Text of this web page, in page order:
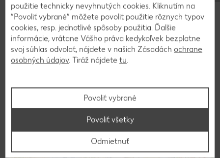
bylinkami, syrom alebo čerstvým cesnakom.
Späť na prehľad
použitie technicky nevyhnutých cookies. Kliknutím na
“Povoliť vybrané” môžete povoliť použitie rôznych typov
cookies, resp. jednotlivé spôsoby použitia. Ďalšie
informácie, vrátane Vášho práva kedykoľvek bezplatne
svoj súhlas odvolať, nájdete v našich Zásadách ochrane
osobných údajov. Tiráž nájdete tu.
Povoliť vybrané
Odmietnuť
Povoliť všetky